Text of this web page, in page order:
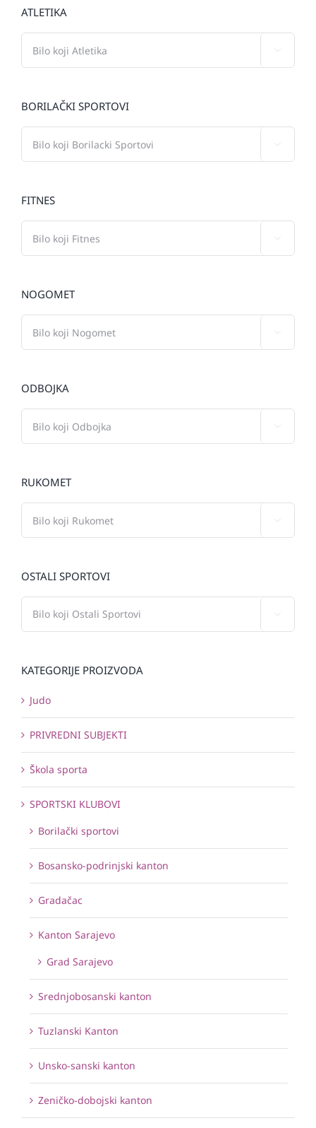
ATLETIKA
BORILAČKI SPORTOVI
FITNES
NOGOMET
ODBOJKA
RUKOMET
OSTALI SPORTOVI
KATEGORIJE PROIZVODA
Judo
PRIVREDNI SUBJEKTI
Škola sporta
SPORTSKI KLUBOVI
Borilački sportovi
Bosansko-podrinjski kanton
Gradačac
Kanton Sarajevo
Grad Sarajevo
Srednjobosanski kanton
Tuzlanski Kanton
Unsko-sanski kanton
Zeničko-dobojski kanton